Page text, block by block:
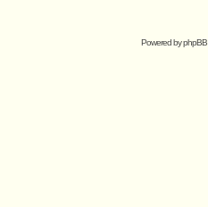
Powered byphpBB